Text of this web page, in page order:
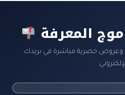
المعرفة
وعروض حصرية مباشرة في بريدك